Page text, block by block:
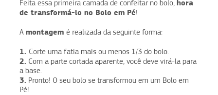
Feita essa primeira camada de confeitar no bolo, hora
de transformá-lo no Bolo em Pé!
A montagem é realizada da seguinte forma:
1. Corte uma fatia mais ou menos 1/3 do bolo.
2. Com a parte cortada aparente, você deve virá-la para
a base.
3. Pronto! O seu bolo se transformou em um Bolo em
Pé!